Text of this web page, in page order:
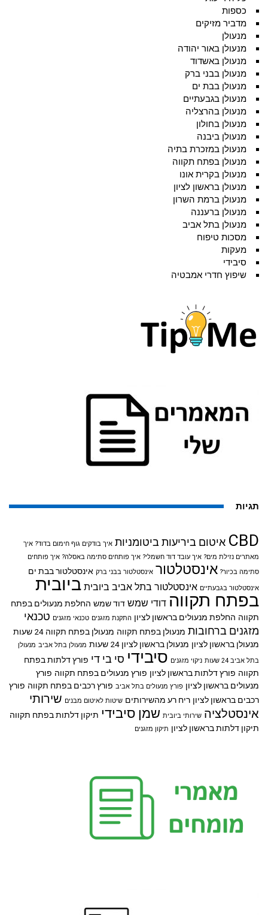
כספות
מדביר מזיקים
מנעולן
מנעולן באור יהודה
מנעולן באשדוד
מנעולן בבני ברק
מנעולן בבת ים
מנעולן בגבעתיים
מנעולן בהרצליה
מנעולן בחולון
מנעולן ביבנה
מנעולן במזכרת בתיה
מנעולן בפתח תקווה
מנעולן בקרית אונו
מנעולן בראשון לציון
מנעולן ברמת השרון
מנעולן ברעננה
מנעולן בתל אביב
מסכות טיפוח
מעקות
סיבידי
שיפוץ חדרי אמבטיה
תגיות
CBD איטום ביריעות ביטומניות איך בודקים גוף חימום בדוד? איך
מאתרים נזילת מים? איך עובד דוד חשמלי? איך פותחים סתימה באסלה? איך פותחים
סתימה בכיור? אינסטלטור אינסטלטור בבני ברק אינסטלטור בבת ים
אינסטלטור בגבעתיים אינסטלטור בתל אביב ביובית ביובית
בפתח תקווה דודי שמש דוד שמש החלפת מנעולים בפתח
תקווה החלפת מנעולים בראשון לציון התקנת מזגנים טכנאי מזגנים טכנאי
מזגנים ברחובות מנעולן בפתח תקווה מנעולן בפתח תקווה 24 שעות
מנעולן בראשון לציון מנעולן בראשון לציון 24 שעות מנעולן בתל אביב מנעולן
בתל אביב 24 שעות
ניקוי מזגנים סיבידי סי בי די פורץ דלתות בפתח
תקווה פורץ דלתות בראשון לציון פורץ מנעולים בפתח תקווה פורץ
מנעולים בראשון לציון פורץ מנעולים בתל אביב פורץ רכבים בפתח תקווה פורץ
רכבים בראשון לציון ריח רע מהשירותים שיטות לאיטום מבנים שירותי
אינסטלציה שירותי ביובית שמן סיבידי תיקון דלתות בפתח תקווה
תיקון דלתות בראשון לציון תיקון מזגנים